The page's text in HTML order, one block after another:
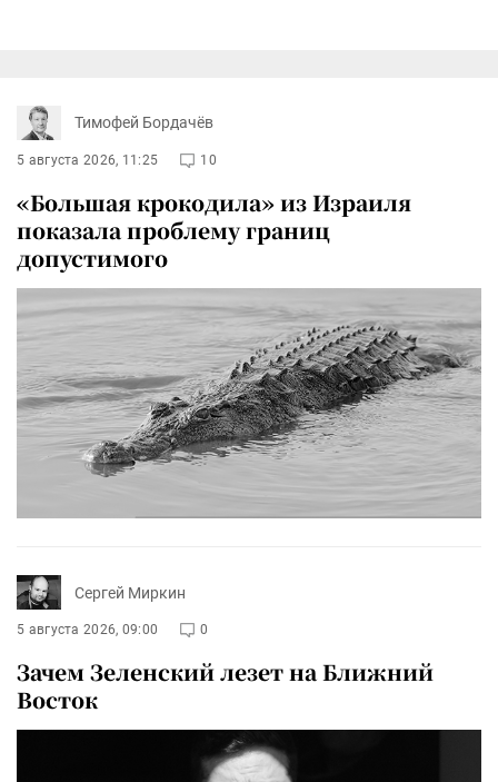
Тимофей Бордачёв
5 августа 2026, 11:25 10
«Большая крокодила» из Израиля
показала проблему границ
допустимого
Сергей Миркин
5 августа 2026, 09:00 0
Зачем Зеленский лезет на Ближний
Восток